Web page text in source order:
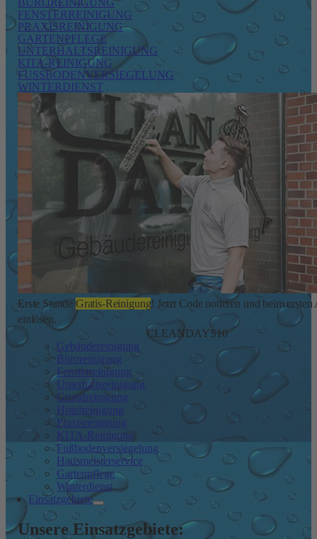
FENSTERREINIGUNG
PRAXISREINIGUNG
GARTENPFLEGE
UNTERHALTSREINIGUNG
KITA-REINIGUNG
FUSSBODENVERSIEGELUNG
WINTERDIENST
Erste Stunde Gratis-Reinigung! Jetzt Code notieren und beim ersten
einlösen.
CLEANDAYS10
Gebäudereinigung
Büroreinigung
Fensterreinigung
Unterhaltsreinigung
Grundreinigung
Hotelreinigung
Praxisreinigung
KITA-Reinigung
Fußbodenversiegelung
Hausmeisterservice
Gartenpflege
Winterdienst
Einsatzgebiete
Unsere Einsatzgebiete: